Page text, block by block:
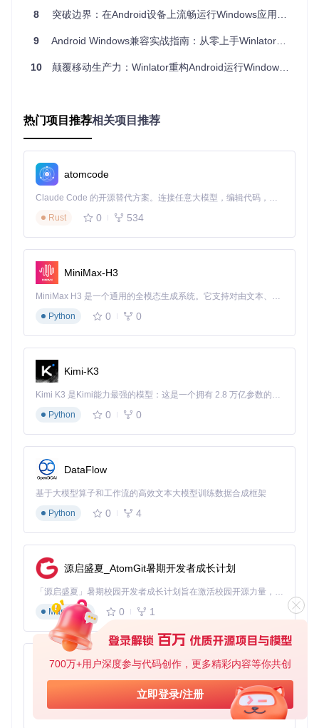
700万+用户深度参与代码创作，更多精彩内容等你共创
立即登录/注册
Android系统的音频架构与标准Linux有所不同，Winlator通过a
ndroid_alsa模块实现了ALSA音频系统的适配。该模块的核心
实现位于android_alsa/module_pcm_android_aserver.c
3. 共享内存实现
svshm/sys/shm.h，实现了System V共享内存API的Android平
台适配，确保需要进程间通信的应用能够正常工作。
DirectX到Vulkan的转换，显著提升了图形性能和兼容性。
实战指南：如何配置和优化Winlator？
在使用Winlator之前，需要确保Android设备满足以下要求：
Android 8.0或更高版本
至少4GB RAM
至少10GB可用存储空间
基本配置步骤
git clone
配置图形驱动：根据设备GPU类型选择合适的图形驱动。
对于Adreno GPU，推荐使用Turnip驱动；对于其他GP
U，可尝试VirGL或Zink驱动。
调整环境变量：根据应用需求，配置必要的环境变量。例
如，对于老游戏，可设置MESA_EXTENSION_MAX_YEAR=2
003以提高兼容性。
性能优化策略
Winlator提供了多种性能优化选项，可根据应用类型进行配
8 突破边界：在Android设备上流畅运行Windows应用的创新方案
9 Android Windows兼容实战指南：从零上手Winlator跨平台应用运行神器
10 颠覆移动生产力：Winlator重构Android运行Windows应用的技术突破
热门项目推荐相关项目推荐
atomcode
Claude Code 的开源替代方案。连接任意大模型，编辑代码，运行命令，自动验证 — 全自动执行。用 Rust 构建，极致性能。 ｜ An open-source alternative to Claude Code. Connect any LLM, edit code, run commands, and verify changes — autonomously. Built in Rust for speed. Get Started
Rust
0 534
MiniMax-H3
MiniMax H3 是一个通用的全模态生成系统。它支持对由文本、图像、视频和音频组成的多模态上下文进行统一理解，并能生成分辨率高达 2K、时长可达 15 秒的带原生立体声音频的视频。得益于面向任务泛化的系统设计，H3 在预训练阶段就已具备广泛的多模态上下文理解与生成能力，能够出色地执行复杂的多模态指令。
Python
0 0
Kimi-K3
Kimi K3 是Kimi能力最强的模型：这是一个拥有 2.8 万亿参数的混合专家（MoE）模型，具备原生视觉理解能力，并支持 100 万 token 的上下文窗口。
Python
0 0
DataFlow
基于大模型算子和工作流的高效文本大模型训练数据合成框架
Python
0 4
源启盛夏_AtomGit暑期开发者成长计划
「源启盛夏」暑期校园开发者成长计划旨在激活校园开源力量，通过积分激励、认证扶持、资源倾斜等形式，引导高校组织和开发者完成「入驻 — 建项目 — 做贡献 — 获认证 — 得资源」的完整闭环。无论你是想带领社团入驻平台的组织者，还是希望用代码贡献证明自己的开发者，都能在这里找到属于你的成长路径。
Markdown
0 1
py-xiaozhi
基于Python的Xiaozhi AI，适用于想要完整Xiaozhi体验而无需拥有专用硬件的用户。
Python
0 1